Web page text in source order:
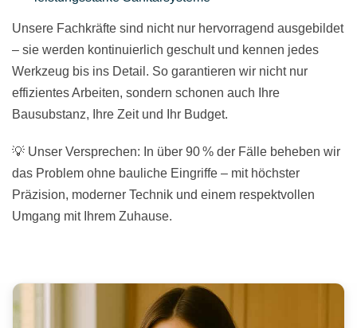
Unsere Fachkräfte sind nicht nur hervorragend ausgebildet
– sie werden kontinuierlich geschult und kennen jedes
Werkzeug bis ins Detail. So garantieren wir nicht nur
effizientes Arbeiten, sondern schonen auch Ihre
Bausubstanz, Ihre Zeit und Ihr Budget.
💡 Unser Versprechen: In über 90 % der Fälle beheben wir
das Problem ohne bauliche Eingriffe – mit höchster
Präzision, moderner Technik und einem respektvollen
Umgang mit Ihrem Zuhause.